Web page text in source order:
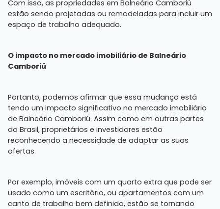
Com isso, as propriedades em Balneário Camboriú
estão sendo projetadas ou remodeladas para incluir um
espaço de trabalho adequado.
O impacto no mercado imobiliário de Balneário
Camboriú
Portanto, podemos afirmar que essa mudança está
tendo um impacto significativo no mercado imobiliário
de Balneário Camboriú. Assim como em outras partes
do Brasil, proprietários e investidores estão
reconhecendo a necessidade de adaptar as suas
ofertas.
Por exemplo, imóveis com um quarto extra que pode ser
usado como um escritório, ou apartamentos com um
canto de trabalho bem definido, estão se tornando